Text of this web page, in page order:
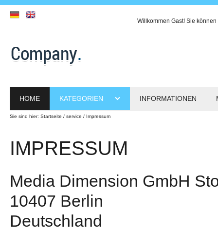
Willkommen Gast! Sie
HOME KATEGORIEN INFORMATIONEN
Sie sind hier: Startseite service Impressum
IMPRESSUM
Media Dimension GmbH
10407 Berlin
Deutschland